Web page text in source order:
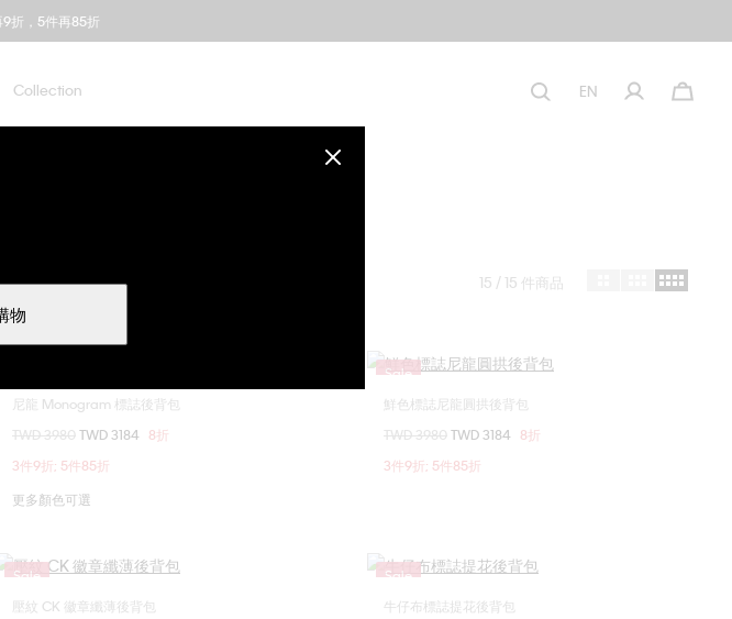
折，5件再85折
Collection EN
15 / 15 件商品
選擇您的尺碼
ONE SIZE
尼龍 Monogram 標誌後背包
價格扣減從
TWD 3980至
TWD 3184 8折
3件9折; 5件85折
更多顏色可選
Sale
選擇您的尺碼
ONE SIZE
鮮色標誌尼龍圓拱後背包
價格扣減從
TWD 3980至
TWD 3184 8折
3件9折; 5件85折
Sale
選擇您的尺碼
壓紋 CK 徽章纖薄後背包
Sale
選擇您的尺碼
牛仔布標誌提花後背包
物